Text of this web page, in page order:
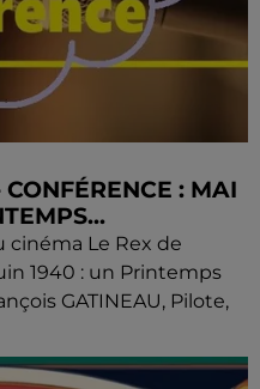
: MAI
cinéma Le Rex de
1940 : un Printemps
GATINEAU, Pilote,